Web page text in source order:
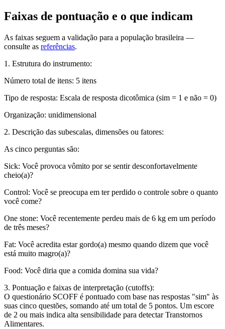
Faixas de pontuação e o que indicam
As faixas seguem a validação para a população brasileira —
consulte as referências.
1. Estrutura do instrumento:
Número total de itens: 5 itens
Tipo de resposta: Escala de resposta dicotômica (sim = 1 e não = 0)
Organização: unidimensional
2. Descrição das subescalas, dimensões ou fatores:
As cinco perguntas são:
Sick: Você provoca vômito por se sentir desconfortavelmente
cheio(a)?
Control: Você se preocupa em ter perdido o controle sobre o quanto
você come?
One stone: Você recentemente perdeu mais de 6 kg em um período
de três meses?
Fat: Você acredita estar gordo(a) mesmo quando dizem que você
está muito magro(a)?
Food: Você diria que a comida domina sua vida?
3. Pontuação e faixas de interpretação (cutoffs):
O questionário SCOFF é pontuado com base nas respostas "sim" às
suas cinco questões, somando até um total de 5 pontos. Um escore
de 2 ou mais indica alta sensibilidade para detectar Transtornos
Alimentares.